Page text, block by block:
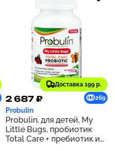
Доставка 199 р.
2 687 ₽ 269
Probulin
Probulin, для детей, My
Little Bugs, пробиотик
Total Care + пребиотик и